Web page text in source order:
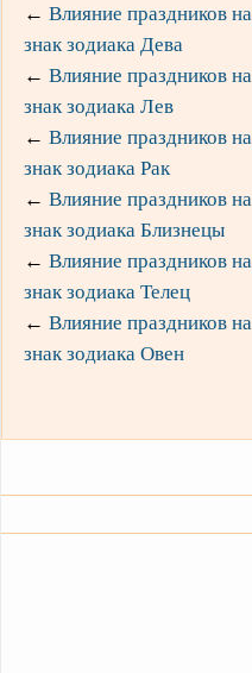
← Влияние праздников на
знак зодиака Дева
← Влияние праздников на
знак зодиака Лев
← Влияние праздников на
знак зодиака Рак
← Влияние праздников на
знак зодиака Близнецы
← Влияние праздников на
знак зодиака Телец
← Влияние праздников на
знак зодиака Овен